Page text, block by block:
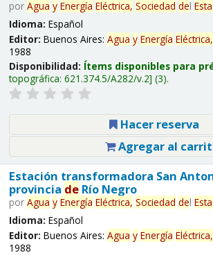
por Agua y Energía Eléctrica, Sociedad del
Idioma: Español
Editor: Buenos Aires: Agua y Energía Eléctrica,
1988
Disponibilidad: Ítems disponibles para
topográfica: 621.374.5/A282/v.2 (3).
Hacer reserva
Agregar al
Estación transformadora San
provincia deRío Negro
por Agua y Energía Eléctrica, Sociedad del
Idioma: Español
Editor: Buenos Aires: Agua y Energía Eléctrica,
1988